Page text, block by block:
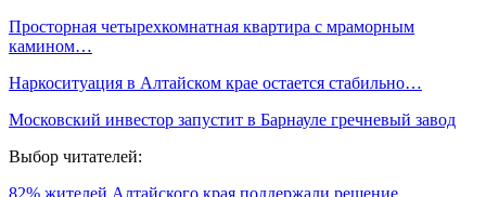
Просторная четырехкомнатная квартира с мраморным
камином…
Наркоситуация в Алтайском крае остается стабильно…
Московский инвестор запустит в Барнауле гречневый завод
Выбор читателей:
82% жителей Алтайского края поддержали решение